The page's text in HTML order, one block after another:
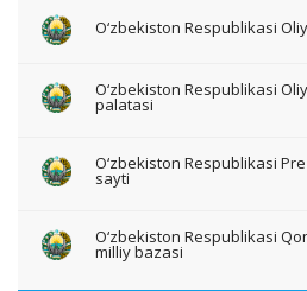
O‘zbekiston Respublikasi
O‘zbekiston Respublikasi
palatasi
O‘zbekiston Respublikasi
sayti
O‘zbekiston Respublikasi
milliy bazasi